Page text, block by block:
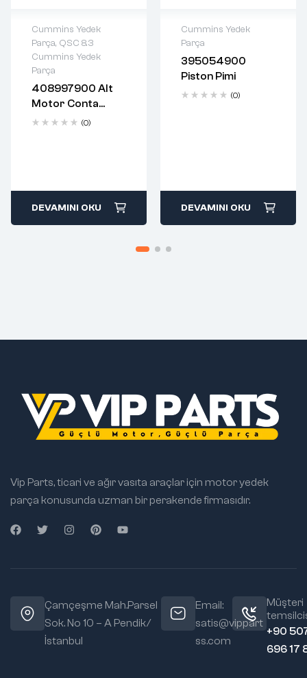
Cummins Yedek
Parça, QSC 8.3
Cummins Yedek
Parça
408997900 Alt
Motor Conta
Takımı
(0)
2 years warranty
Delivery time: 1-2
Free 90 days
return
DEVAMINI OKU
Cummins Yedek
Parça
395054900
Piston Pimi
(0)
Delivery time: 1-2
business days
Free 90 days
DEVAMINI OKU
Vip Parts, ticari ve ağır vasıta araçlar için motor yedek
parça konusunda uzman bir perakende firmasıdır.
Çamçeşme Mah.Parsel
Sok. No 10 – A Pendik/
İstanbul
Email:
satis@vippart
ss.com
Müşteri
+90
696 17